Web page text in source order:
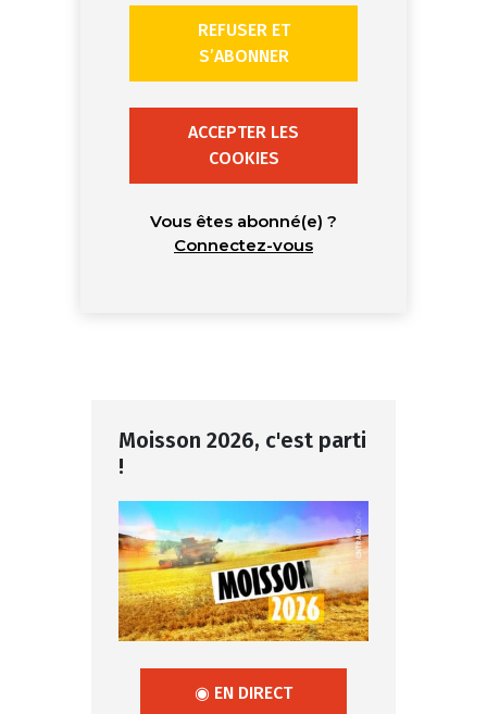
REFUSER ET
S’ABONNER
ACCEPTER LES
COOKIES
Vous êtes abonné(e) ?
Connectez-vous
Moisson 2026, c'est parti
!
◉ EN DIRECT